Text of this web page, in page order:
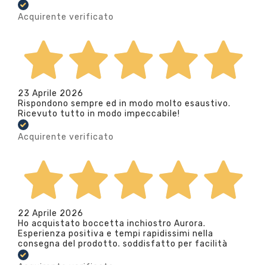
Acquirente verificato
23 Aprile 2026
Rispondono sempre ed in modo molto esaustivo.
Ricevuto tutto in modo impeccabile!
Acquirente verificato
22 Aprile 2026
Ho acquistato boccetta inchiostro Aurora.
Esperienza positiva e tempi rapidissimi nella
consegna del prodotto. soddisfatto per facilità